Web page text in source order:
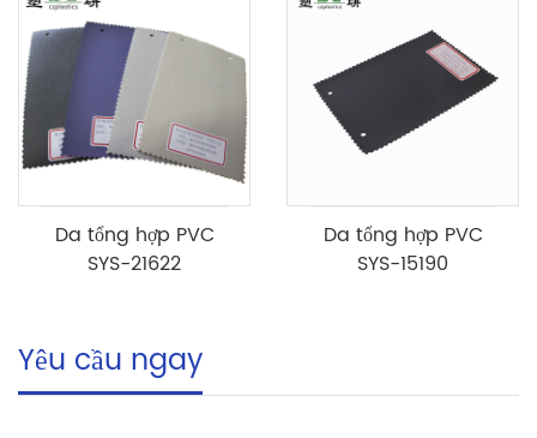
Da tổng hợp PVC
SYS-21622
Da tổng hợp PVC
SYS-15190
Yêu cầu ngay